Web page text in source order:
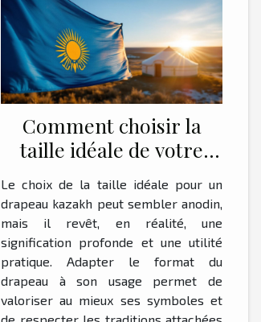
Comment choisir la
taille idéale de votre
drapeau kazakh ?
Le choix de la taille idéale pour un
drapeau kazakh peut sembler anodin,
mais il revêt, en réalité, une
signification profonde et une utilité
pratique. Adapter le format du
drapeau à son usage permet de
valoriser au mieux ses symboles et